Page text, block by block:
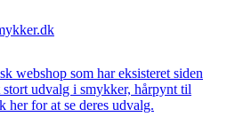
webshop som har eksisteret siden
stort udvalg i smykker, hårpynt til
her for at se deres udvalg.